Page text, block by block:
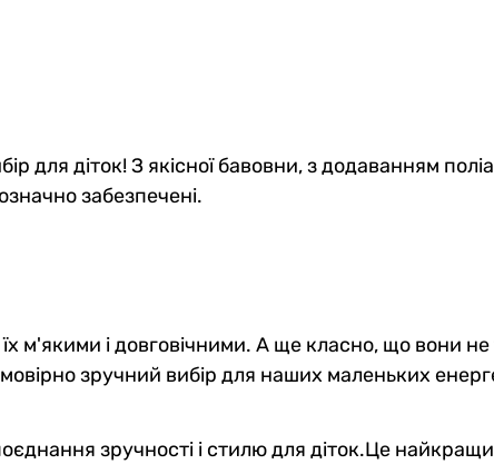
0
для діток! З якісної бавовни, з додаванням
забезпечені.
м'якими і довговічними. А ще класно, що вони
зручний вибір для наших маленьких
зручності і стилю для діток.Це